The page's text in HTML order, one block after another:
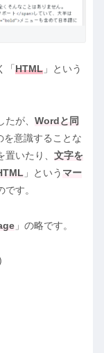
「 HTML 」という
が、 Wordと同
を意識することな
置いたり、 文字を
」という マー
す。
」の略です。